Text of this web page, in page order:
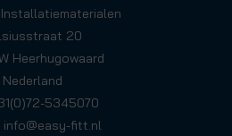
20
Heerhugowaard
Nederland
5345070
info@easy-fitt.nl